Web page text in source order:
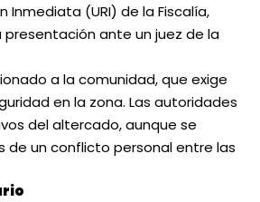
Inmediata (URI) de la Fiscalía,
ante un juez de la
a la comunidad, que exige
en la zona. Las autoridades
del altercado, aunque se
de un conflicto personal entre las